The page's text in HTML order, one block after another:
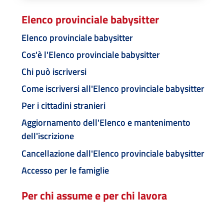
Elenco provinciale babysitter
Elenco provinciale babysitter
Cos'è l'Elenco provinciale babysitter
Chi può iscriversi
Come iscriversi all'Elenco provinciale babysitter
Per i cittadini stranieri
Aggiornamento dell'Elenco e mantenimento
dell'iscrizione
Cancellazione dall'Elenco provinciale babysitter
Accesso per le famiglie
Per chi assume e per chi lavora